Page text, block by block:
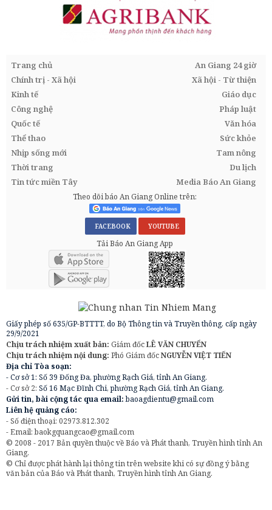
Trang chủ
An Giang 24 giờ
Chính trị - Xã hội
Xã hội - Từ thiện
Kinh tế
Giáo dục
Công nghệ
Pháp luật
Quốc tế
Văn hóa
Thể thao
Sức khỏe
Nhịp sống mới
Tam nông
Thời trang
Du lịch
Tin tức miền Tây
Media Báo An Giang
Theo dõi báo An Giang Online trên:
FACEBOOK YOUTUBE
Tải Báo An Giang App
Giấy phép số 635/GP-BTTTT, do Bộ Thông tin và Truyền thông, cấp ngày
29/9/2021
Chịu trách nhiệm xuất bản: Giám đốcLÊ VĂN CHUYỂN
Chịu trách nhiệm nội dung: Phó Giám đốcNGUYỄN VIỆT TIẾN
Địa chỉ Tòa soạn:
- Cơ sở 1: Số 39 Đống Đa, phường Rạch Giá, tỉnh An Giang.
- Cơ sở 2: Số 16 Mạc Đĩnh Chi, phường Rạch Giá, tỉnh An Giang.
Gửi tin, bài cộng tác qua email:baoagdientu@gmail.com
Liên hệ quảng cáo:
- Số điện thoại: 02973.812.302
- Email:baokgquangcao@gmail.com
© 2008 - 2017 Bản quyền thuộc về Báo và Phát thanh, Truyền hình tỉnh An
Giang.
© Chỉ được phát hành lại thông tin trên website khi có sự đồng ý bằng
văn bản của Báo và Phát thanh, Truyền hình tỉnh An Giang.